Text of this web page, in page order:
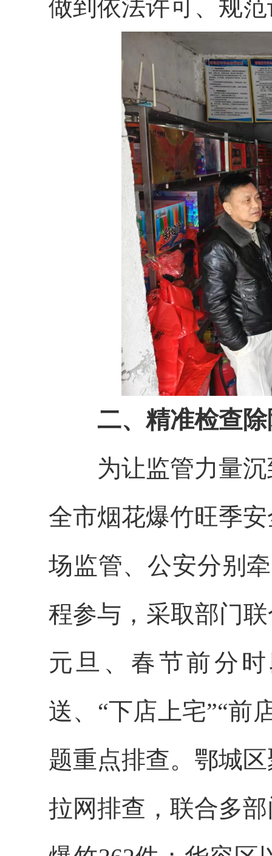
做到依法许可、规
二、精准检查
为让监管力量沉
全市烟花爆竹旺季
场监管、公安分别
程参与，采取部门
元旦、春节前分
送、“下店上宅”“前
题重点排查。鄂城
拉网排查，联合多